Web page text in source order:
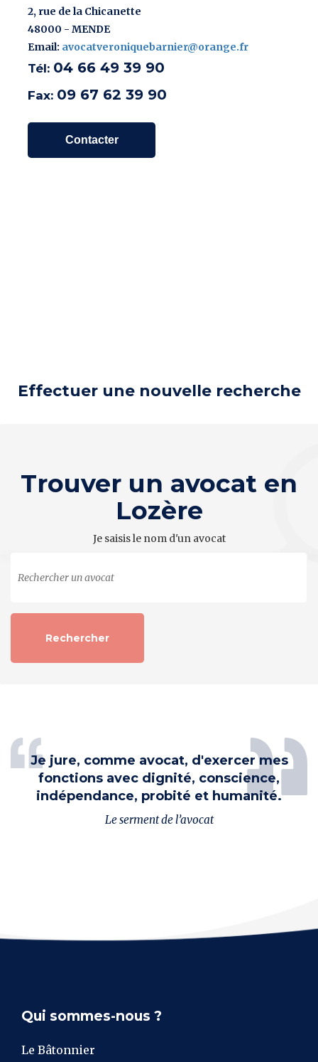
2, rue de la Chicanette
48000 - MENDE
Email: avocatveroniquebarnier@orange.fr
Tél: 04 66 49 39 90
Fax: 09 67 62 39 90
Contacter
Effectuer une nouvelle recherche
Trouver un avocat en
Lozère
Je saisis le nom d'un avocat
Je jure, comme avocat, d'exercer mes
fonctions avec dignité, conscience,
indépendance, probité et humanité.
Le serment de l’avocat
Qui sommes-nous ?
Le Bâtonnier